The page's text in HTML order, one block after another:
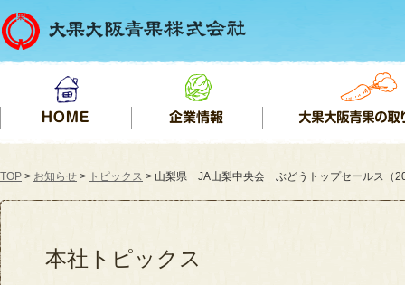
TOP > お知らせ > トピックス > 山梨県 JA山梨中央会 ぶどうトップセールス（
本社トピックス